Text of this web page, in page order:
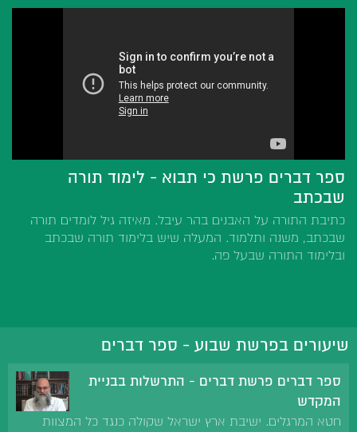
ספר דברים פרשת כי תבוא - לימוד תורה
שבכתב
כתיבת התורה על האבנים בהר עיבל. מאיזה גיל לומדים תורה
שבכתב, משנה ותלמוד. המעלה שיש בלימוד תורה שבכתב
ובלימוד התורה שבעל פה.
שיעורים בפרשת שבוע - ספר דברים
ספר דברים פרשת דברים - התרשלות בבניית
המקדש
חטא המרגלים. ישיבת ארץ ישראל שקולה כנגד כל המצוות